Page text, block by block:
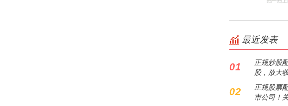
最近发表
01
正规炒股
股，放大
02
正规股票
市公司！